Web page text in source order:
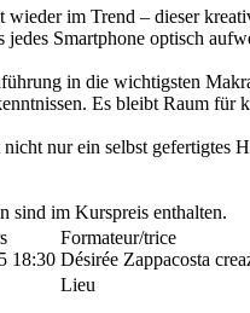
wieder im Trend – dieser
jedes Smartphone optisch
in die wichtigsten
Es bleibt Raum für
nur ein selbst gefertigtes
sind im Kurspreis enthalten.
18:30
Formateur/trice
Désirée Zappacosta
Lieu